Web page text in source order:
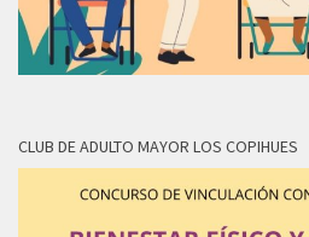
CLUB DE ADULTO MAYOR LOS COPIHUES